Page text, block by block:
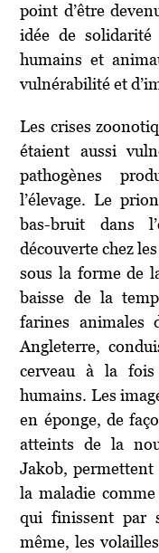
point d’être
idée de
humains et
vulnérabilité et
Les crises
étaient aussi
pathogènes
l’élevage. Le
bas-bruit dans
découverte chez
sous la forme de
baisse de la
farines animales
Angleterre,
cerveau à la
humains. Les
en éponge, de
atteints de la
Jakob, permettent
la maladie
qui finissent par
même, les